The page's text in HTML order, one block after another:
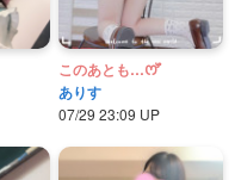
このあとも…ꯁꯧ
ありす
07/29 23:09 UP